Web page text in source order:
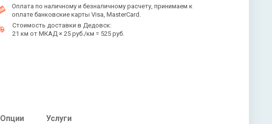
Оплата по наличному и безналичному расчету, принимаем к
оплате банковские карты Visa, MasterCard.
Стоимость доставки в Дедовск:
21 км от МКАД × 25 руб./км = 525 руб.
Опции Услуги